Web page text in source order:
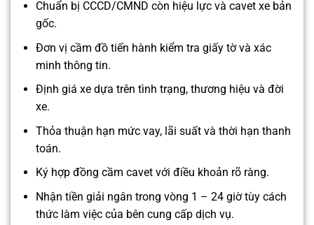
Chuẩn bị CCCD/CMND còn hiệu lực và cavet xe bản
gốc.
Đơn vị cầm đồ tiến hành kiểm tra giấy tờ và xác
minh thông tin.
Định giá xe dựa trên tình trạng, thương hiệu và đời
xe.
Thỏa thuận hạn mức vay, lãi suất và thời hạn thanh
toán.
Ký hợp đồng cầm cavet với điều khoản rõ ràng.
Nhận tiền giải ngân trong vòng 1 – 24 giờ tùy cách
thức làm việc của bên cung cấp dịch vụ.